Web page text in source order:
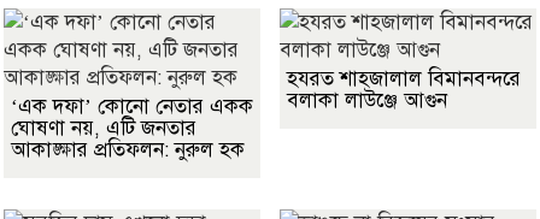
‘এক দফা’ কোনো নেতার একক
ঘোষণা নয়, এটি জনতার
আকাঙ্ক্ষার প্রতিফলন: নুরুল হক
হযরত শাহজালাল বিমানবন্দরে
বলাকা লাউঞ্জে আগুন